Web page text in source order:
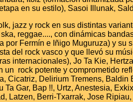
en su estilo), Sasoi Illunak,
jazz y rock en sus distintas
reggae...., con dinámicas
por Fermín e Iñigo Muguruza) y su
del rock vasco y que llevó su
internacionales), Jo Ta Kie,
un rock potente y comprometido
Cicatriz, Delirium Tremens, Baldin
Ta Gar, Bap !!, Urtz, Anestesia,
Latzen, Berri-Txarrak, Jose